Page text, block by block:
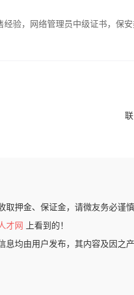
验，网络管理员中级证书，保
联
取押金、保证金，请微友务必谨慎
才网
上看到的！
息均由用户发布，其内容及因之